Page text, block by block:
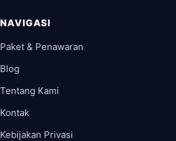
NAVIGASI
Paket & Penawaran
Blog
Tentang Kami
Kontak
Kebijakan Privasi